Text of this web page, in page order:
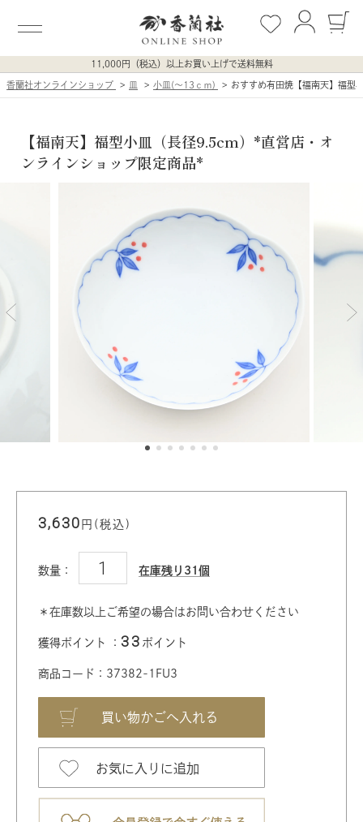
11,000円（税込）以上お買い上げで送料無料
香蘭社オンラインショップ 皿 小皿(〜13ｃｍ) おすすめ有田焼【福南天】福型
【福南天】福型小皿（長径9.5cm）*直営店・オ
ンラインショップ限定商品*
3,630 円(税込)
数量： 在庫残り31個
＊在庫数以上ご希望の場合はお問い合わせください
獲得ポイント ： 33 ポイント
商品コード：37382-1FU3
お気に入りに追加